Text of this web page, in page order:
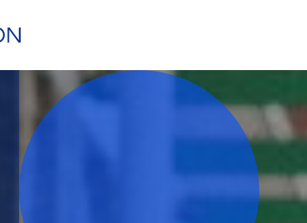
Solliciteer direct.
Voornaam*